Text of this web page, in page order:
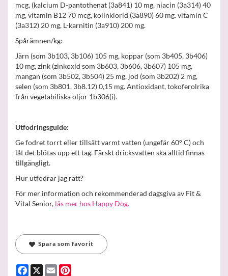
mcg, (kalcium D-pantothenat (3a841) 10 mg, niacin (3a314) 40
mg, vitamin B12 70 mcg, kolinklorid (3a890) 60 mg. vitamin C
(3a312) 20 mg, L-karnitin (3a910) 200 mg.
Spårämnen/kg:
Järn (som 3b103, 3b106) 105 mg, koppar (som 3b405, 3b406)
10 mg, zink (zinkoxid som 3b603, 3b606, 3b607) 105 mg,
mangan (som 3b502, 3b504) 25 mg, jod (som 3b202) 2 mg,
selen (som 3b801, 3b8.12) 0,15 mg. Antioxidant, tokoferolrika
från vegetabiliska oljor 1b306(i).
Utfodringsguide:
Ge fodret torrt eller tillsätt varmt vatten (ungefär 60° C) och
låt det blötas upp ett tag. Färskt dricksvatten ska alltid finnas
tillgängligt.
Hur utfodrar jag rätt?
För mer information och rekommenderad dagsgiva av Fit &
Vital Senior, läs mer hos Happy Dog.
Spara som favorit
Facebook
X Email